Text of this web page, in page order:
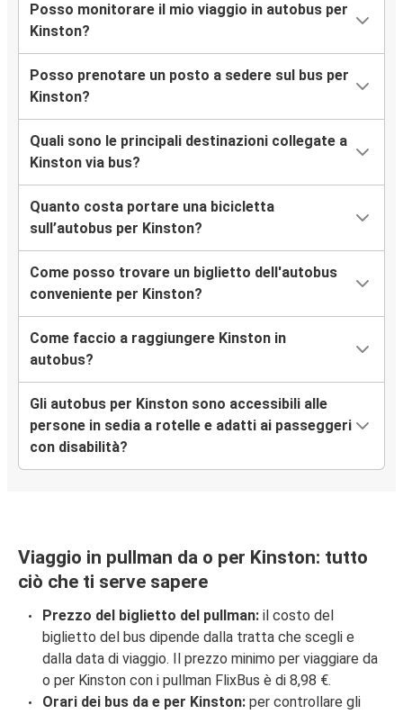
Posso monitorare il mio viaggio in autobus per
Kinston?
Posso prenotare un posto a sedere sul bus per
Kinston?
Quali sono le principali destinazioni collegate a
Kinston via bus?
Quanto costa portare una bicicletta
sull’autobus per Kinston?
Come posso trovare un biglietto dell'autobus
conveniente per Kinston?
Come faccio a raggiungere Kinston in
autobus?
Gli autobus per Kinston sono accessibili alle
persone in sedia a rotelle e adatti ai passeggeri
con disabilità?
Viaggio in pullman da o per Kinston: tutto
ciò che ti serve sapere
Prezzo del biglietto del pullman: il costo del
biglietto del bus dipende dalla tratta che scegli e
dalla data di viaggio. Il prezzo minimo per viaggiare da
o per Kinston con i pullman FlixBus è di 8,98 €.
Orari dei bus da e per Kinston: per controllare gli